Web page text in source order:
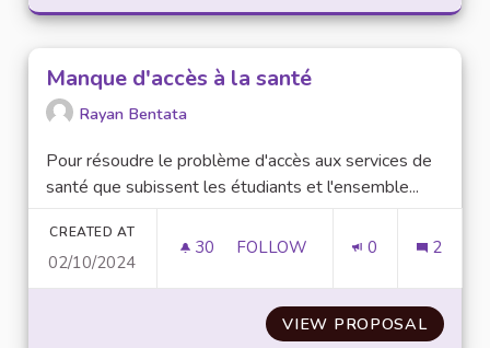
Manque d'accès à la santé
Rayan Bentata
Pour résoudre le problème d'accès aux services de
santé que subissent les étudiants et l'ensemble...
CREATED AT
02/10/2024
30 30 FOLLOWERS
FOLLOW 0 2
VIEW PROPOSAL